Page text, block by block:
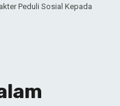
Peduli Sosial Kepada